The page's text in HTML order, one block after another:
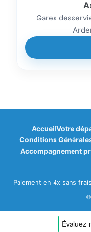
Gares
🎁
Bonjour à
Bienvenue
ClubKids
ClubPoints
AccueilVotre
Conditions
Accompagnement
Paiement en 4x sans frais
©